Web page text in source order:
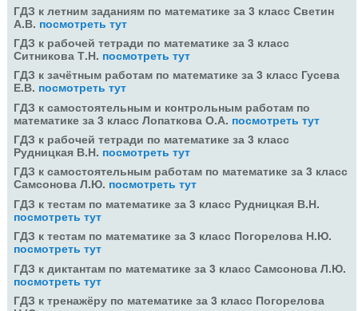
ГДЗ к летним заданиям по математике за 3 класс Светин
А.В. посмотреть тут
ГДЗ к рабочей тетради по математике за 3 класс
Ситникова Т.Н. посмотреть тут
ГДЗ к зачётным работам по математике за 3 класс Гусева
Е.В. посмотреть тут
ГДЗ к самостоятельным и контрольным работам по
математике за 3 класс Лопаткова О.А. посмотреть тут
ГДЗ к рабочей тетради по математике за 3 класс
Рудницкая В.Н. посмотреть тут
ГДЗ к самостоятельным работам по математике за 3 класс
Самсонова Л.Ю. посмотреть тут
ГДЗ к тестам по математике за 3 класс Рудницкая В.Н.
посмотреть тут
ГДЗ к тестам по математике за 3 класс Погорелова Н.Ю.
посмотреть тут
ГДЗ к диктантам по математике за 3 класс Самсонова Л.Ю.
посмотреть тут
ГДЗ к тренажёру по математике за 3 класс Погорелова